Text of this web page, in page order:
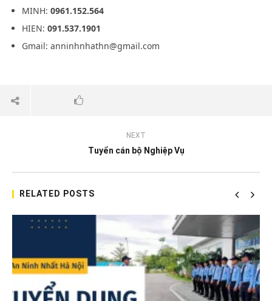
MINH: 0961.152.564
HIEN: 091.537.1901
Gmail: anninhnhathn@gmail.com
NEXT
Tuyển cán bộ Nghiệp Vụ
RELATED POSTS